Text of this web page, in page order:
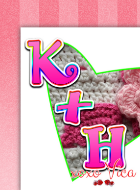
Kreatív+Hobby
Alkotóműhely